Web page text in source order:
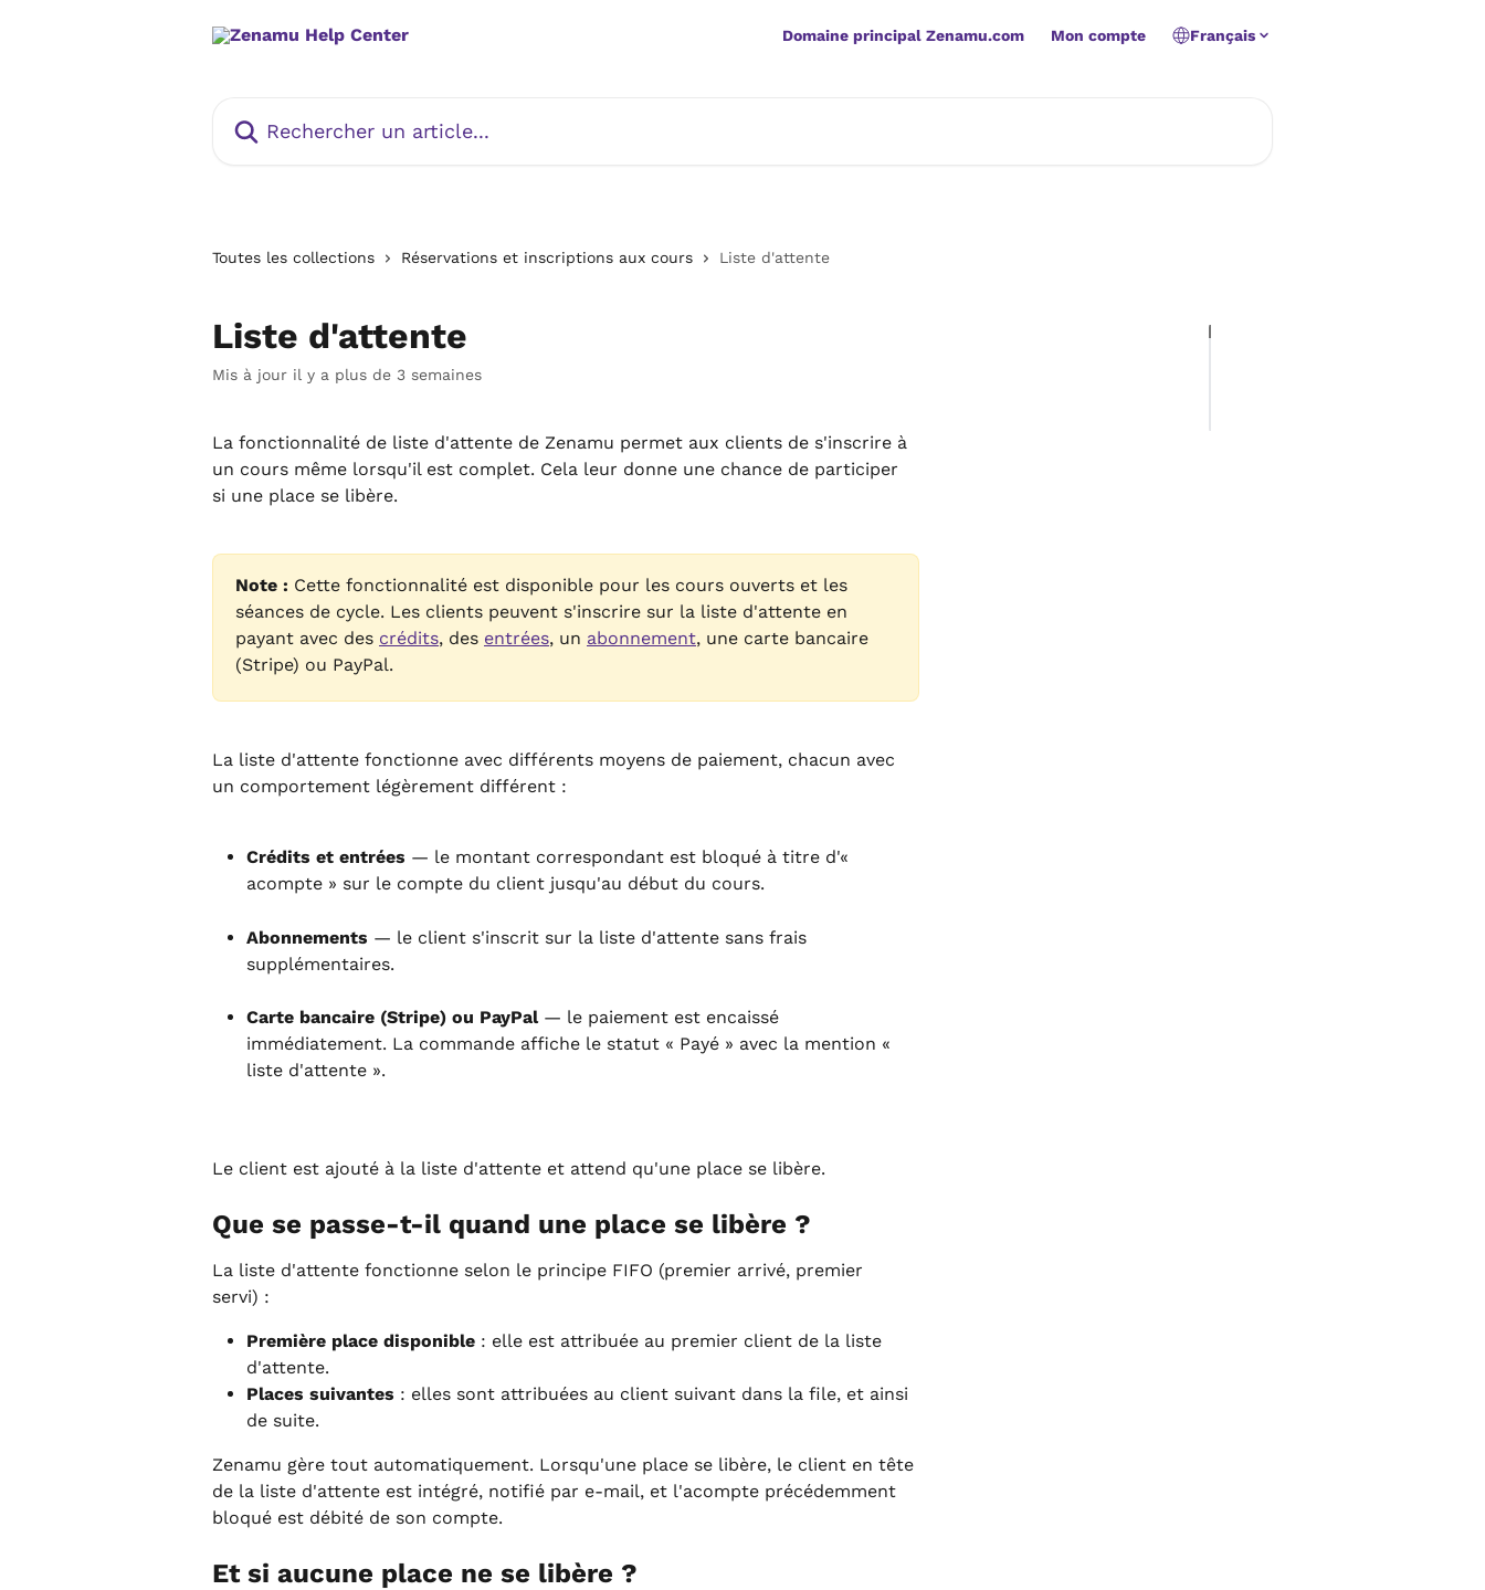
Domaine principal Zenamu.com Mon compte Français
Toutes les collections Réservations et inscriptions aux cours Liste d'attente
Liste d'attente
Mis à jour il y a plus de 3 semaines
La fonctionnalité de liste d'attente de Zenamu permet aux clients de s'inscrire à
un cours même lorsqu'il est complet. Cela leur donne une chance de participer
si une place se libère.
Note : Cette fonctionnalité est disponible pour les cours ouverts et les
séances de cycle. Les clients peuvent s'inscrire sur la liste d'attente en
payant avec des crédits, des entrées, un abonnement, une carte bancaire
(Stripe) ou PayPal.
La liste d'attente fonctionne avec différents moyens de paiement, chacun avec
un comportement légèrement différent :
Crédits et entrées — le montant correspondant est bloqué à titre d'«
acompte » sur le compte du client jusqu'au début du cours.
Abonnements — le client s'inscrit sur la liste d'attente sans frais
supplémentaires.
Carte bancaire (Stripe) ou PayPal — le paiement est encaissé
immédiatement. La commande affiche le statut « Payé » avec la mention «
liste d'attente ».
Le client est ajouté à la liste d'attente et attend qu'une place se libère.
Que se passe-t-il quand une place se libère ?
La liste d'attente fonctionne selon le principe FIFO (premier arrivé, premier
servi) :
Première place disponible : elle est attribuée au premier client de la liste
d'attente.
Places suivantes : elles sont attribuées au client suivant dans la file, et ainsi
de suite.
Zenamu gère tout automatiquement. Lorsqu'une place se libère, le client en tête
de la liste d'attente est intégré, notifié par e-mail, et l'acompte précédemment
bloqué est débité de son compte.
Et si aucune place ne se libère ?